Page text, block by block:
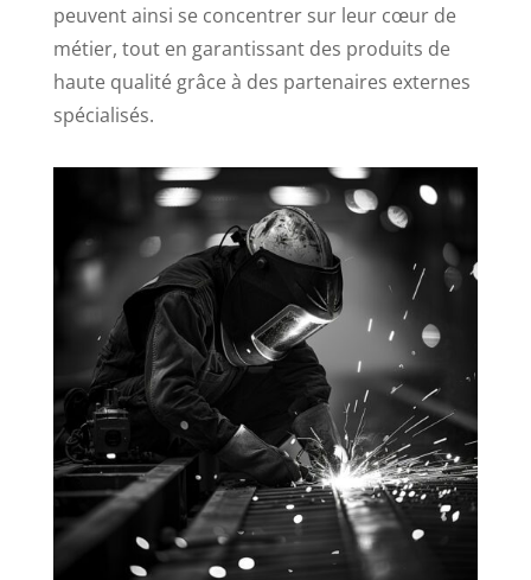
peuvent ainsi se concentrer sur leur cœur de
métier, tout en garantissant des produits de
haute qualité grâce à des partenaires externes
spécialisés.